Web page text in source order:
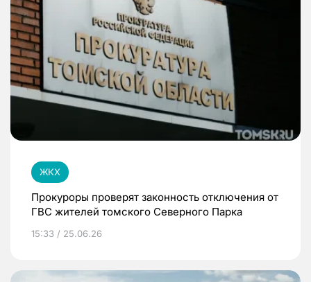
ЖКХ
Прокуроры проверят законность отключения от
ГВС жителей томского Северного Парка
15:33 / 25.06.26